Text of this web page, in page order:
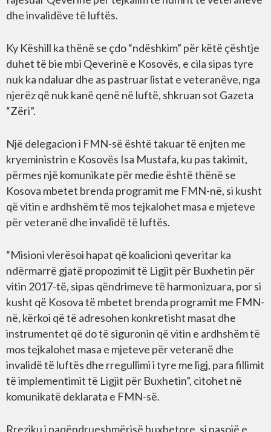
dhe invalidëve të luftës.
Ky Këshill ka thënë se çdo “ndëshkim” për këtë çështje
duhet të bie mbi Qeverinë e Kosovës, e cila sipas tyre
nuk ka ndaluar dhe as pastruar listat e veteranëve, nga
njerëz që nuk kanë qenë në luftë, shkruan sot Gazeta
“Zëri”.
Një delegacion i FMN-së është takuar të enjten me
kryeministrin e Kosovës Isa Mustafa, ku pas takimit,
përmes një komunikate për medie është thënë se
Kosova mbetet brenda programit me FMN-në, si kusht
që vitin e ardhshëm të mos tejkalohet masa e mjeteve
për veteranë dhe invalidë të luftës.
“Misioni vlerësoi hapat që koalicioni qeveritar ka
ndërmarrë gjatë propozimit të Ligjit për Buxhetin për
vitin 2017-të, sipas qëndrimeve të harmonizuara, por si
kusht që Kosova të mbetet brenda programit me FMN-
në, kërkoi që të adresohen konkretisht masat dhe
instrumentet që do të siguronin që vitin e ardhshëm të
mos tejkalohet masa e mjeteve për veteranë dhe
invalidë të luftës dhe rregullimi i tyre me ligj, para fillimit
të implementimit të Ligjit për Buxhetin”, citohet në
komunikatë deklarata e FMN-së.
Rreziku i paqëndrueshmërisë buxhetore, si pasojë e